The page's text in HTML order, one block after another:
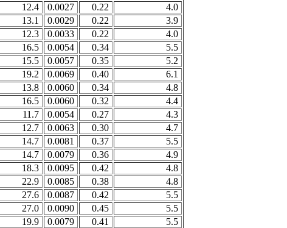
12.4 0.0027 0.22
4.0
13.1 0.0029 0.22
3.9
12.3 0.0033 0.22
4.0
16.5 0.0054 0.34
5.5
15.5 0.0057 0.35
5.2
19.2 0.0069 0.40
6.1
13.8 0.0060 0.34
4.8
16.5 0.0060 0.32
4.4
11.7 0.0054 0.27
4.3
12.7 0.0063 0.30
4.7
14.7 0.0081 0.37
5.5
14.7 0.0079 0.36
4.9
18.3 0.0095 0.42
4.8
22.9 0.0085 0.38
4.8
27.6 0.0087 0.42
5.5
27.0 0.0090 0.45
5.5
19.9 0.0079 0.41
5.5